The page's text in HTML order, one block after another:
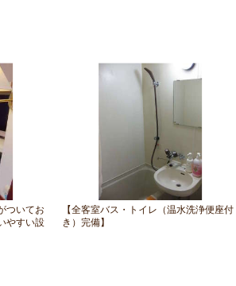
ついてお
やすい設
【全客室バス・トイレ（温水洗浄便座付
き）完備】